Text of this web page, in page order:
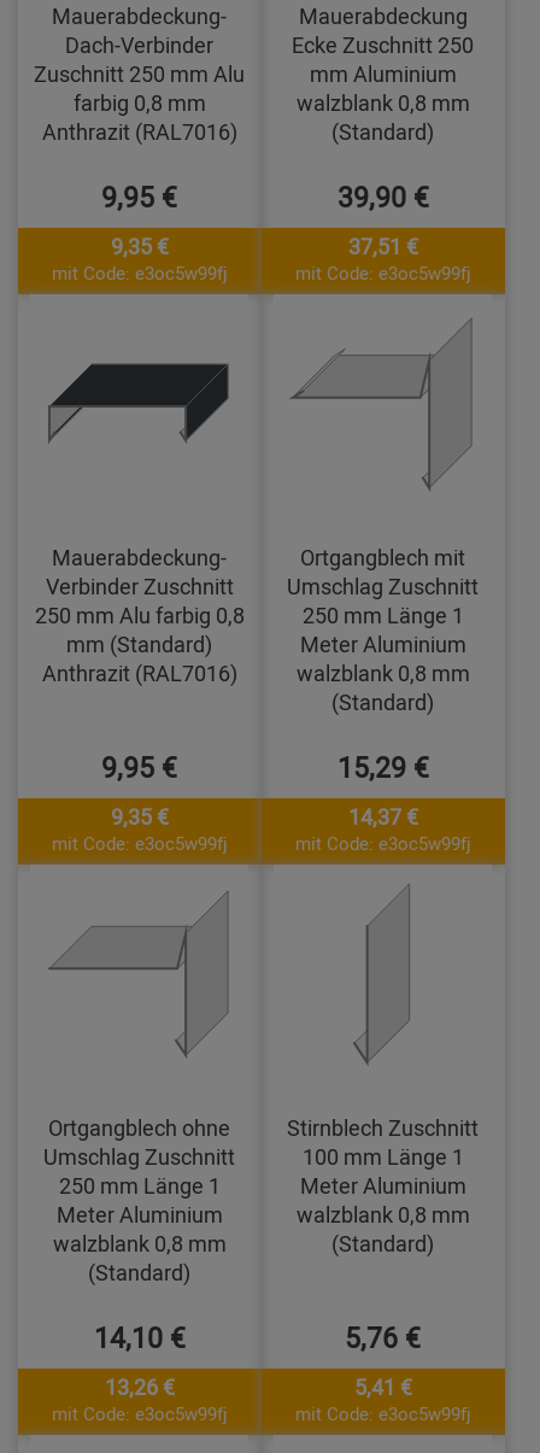
Mauerabdeckung-
Dach-Verbinder
Zuschnitt 250 mm Alu
farbig 0,8 mm
Anthrazit (RAL7016)
9,95 €
9,35 €
mit Code: e3oc5w99fj
Mauerabdeckung
Ecke Zuschnitt 250
mm Aluminium
walzblank 0,8 mm
(Standard)
39,90 €
37,51 €
mit Code: e3oc5w99fj
Mauerabdeckung-
Verbinder Zuschnitt
250 mm Alu farbig 0,8
mm (Standard)
Anthrazit (RAL7016)
9,95 €
9,35 €
mit Code: e3oc5w99fj
Ortgangblech mit
Umschlag Zuschnitt
250 mm Länge 1
Meter Aluminium
walzblank 0,8 mm
(Standard)
15,29 €
14,37 €
mit Code: e3oc5w99fj
Ortgangblech ohne
Umschlag Zuschnitt
250 mm Länge 1
Meter Aluminium
walzblank 0,8 mm
(Standard)
14,10 €
13,26 €
mit Code: e3oc5w99fj
Stirnblech Zuschnitt
100 mm Länge 1
Meter Aluminium
walzblank 0,8 mm
(Standard)
5,76 €
5,41 €
mit Code: e3oc5w99fj